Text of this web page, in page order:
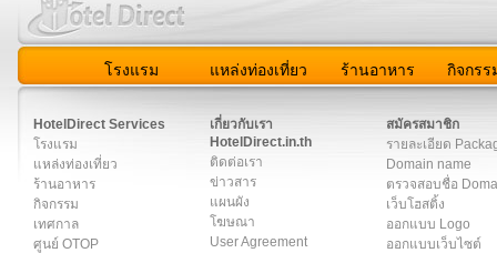
โรงแรม แหล่งท่องเที่ยว ร้านอาหาร กิจกรร
HotelDirect Services
โรงแรม
แหล่งท่องเที่ยว
ร้านอาหาร
กิจกรรม
เทศกาล
ศูนย์ OTOP
เกี่ยวกับเรา
HotelDirect.in.th
ติดต่อเรา
ข่าวสาร
แผนผัง
โฆษณา
User Agreement
สมัครสมาชิก
รายละเอียด
Domain name
ตรวจสอบชื่อ
เว็บโฮสติ้ง
ออกแบบ Logo
ออกแบบเว็บไซต์